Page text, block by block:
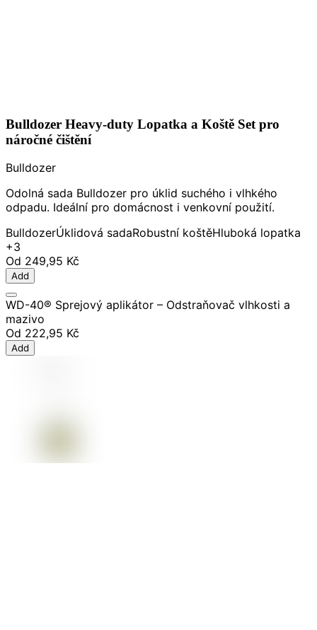
Bulldozer Heavy-duty Lopatka a Koště Set pro
náročné čištění
Bulldozer
Odolná sada Bulldozer pro úklid suchého i vlhkého
odpadu. Ideální pro domácnost i venkovní použití.
BulldozerÚklidová sadaRobustní koštěHluboká lopatka
+3
Od 249,95 Kč
Add
WD-40® Sprejový aplikátor – Odstraňovač vlhkosti a
mazivo
Od 222,95 Kč
Add